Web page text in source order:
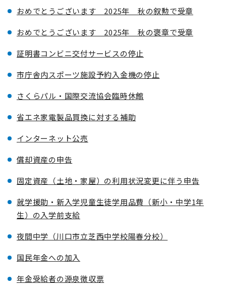
おめでとうございます 2025年 秋の叙勲で受章
おめでとうございます 2025年 秋の褒章で受章
証明書コンビニ交付サービスの停止
市庁舎内スポーツ施設予約入金機の停止
さくらパル・国際交流協会臨時休館
省エネ家電製品買換に対する補助
インターネット公売
償却資産の申告
固定資産（土地・家屋）の利用状況変更に伴う申告
就学援助・新入学児童生徒学用品費（新小・中学1年
生）の入学前支給
夜間中学（川口市立芝西中学校陽春分校）
国民年金への加入
年金受給者の源泉徴収票